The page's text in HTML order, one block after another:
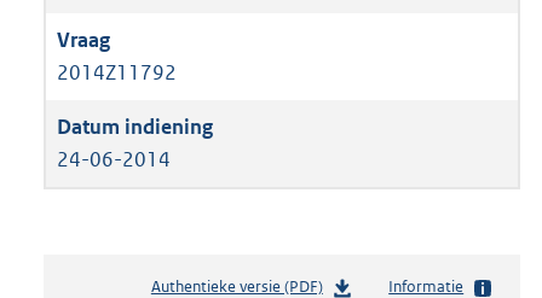
2014Z11792
24-06-2014
Authentieke versie (PDF)b
Informatie